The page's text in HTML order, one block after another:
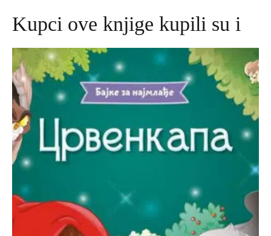
Kupci ove knjige kupili su i